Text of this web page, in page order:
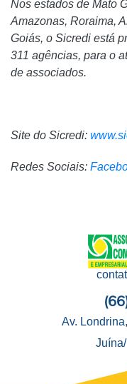
Nos estados de Mato
Amazonas, Roraima,
Goiás, o Sicredi está
311 agências, para o
de associados.
Site do Sicredi:
Redes Sociais:
Av.